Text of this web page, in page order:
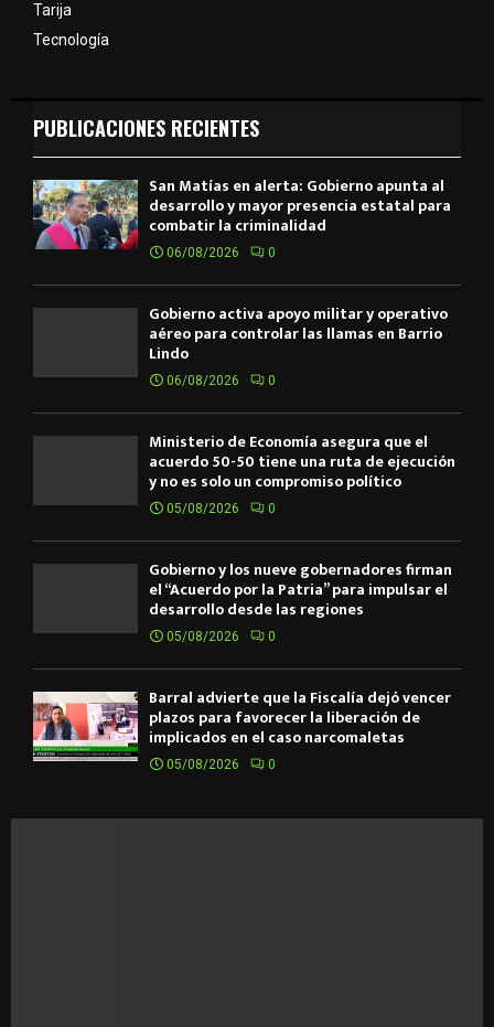
Tarija
Tecnología
PUBLICACIONES RECIENTES
San Matías en alerta: Gobierno apunta al
desarrollo y mayor presencia estatal para
combatir la criminalidad
06/08/2026 0
Gobierno activa apoyo militar y operativo
aéreo para controlar las llamas en Barrio
Lindo
06/08/2026 0
Ministerio de Economía asegura que el
acuerdo 50-50 tiene una ruta de ejecución
y no es solo un compromiso político
05/08/2026 0
Gobierno y los nueve gobernadores firman
el “Acuerdo por la Patria” para impulsar el
desarrollo desde las regiones
05/08/2026 0
Barral advierte que la Fiscalía dejó vencer
plazos para favorecer la liberación de
implicados en el caso narcomaletas
05/08/2026 0